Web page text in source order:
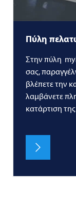
Πύλη
Στην πύλη
σας,
βλέπετε την
λαμβάνετε
κατάρτιση της